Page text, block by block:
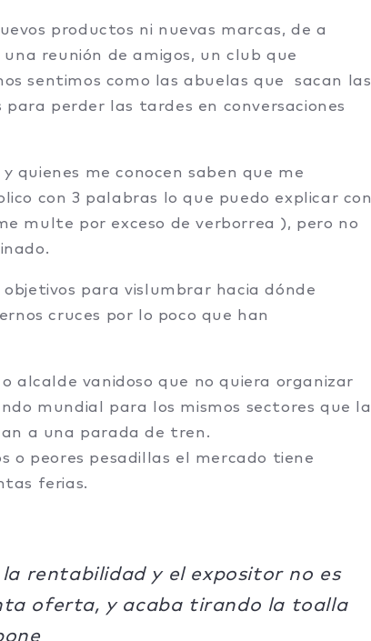
productos ni nuevas marcas, de a
reunión de amigos, un club que
sentimos como las abuelas que sacan las
perder las tardes en conversaciones
quienes me conocen saben que me
con 3 palabras lo que puedo explicar con
multe por exceso de verborrea ), pero no
para vislumbrar hacia dónde
cruces por lo poco que han
alcalde vanidoso que no quiera organizar
mundial para los mismos sectores que la
a una parada de tren.
o peores pesadillas el mercado tiene
ferias.
rentabilidad y el expositor no es
oferta, y acaba tirando la toalla